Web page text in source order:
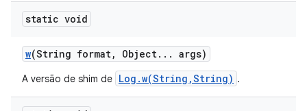
static void
w(String format, Object. . . args)
A versão de shim de Log.w(String,String) .